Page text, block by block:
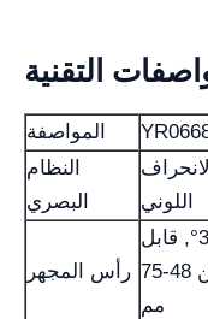
التقنية
المواصفة
النظام
البصري
اللوني
رأس المجهر
ثلاثي العيون/ثنائي العيون مائل 30°, قابل
للدوران 360°, المسافة بين الحدقتين 48-75
مم